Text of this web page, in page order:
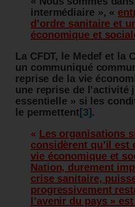
intermédiaire », «
d’ordre sanitaire et
économique et
La CFDT, le Medef et la
un communiqué
reprise de la vie
une reprise de l’activité
essentielle » si les
le permettent [3].
« Les organisations
considèrent qu’il est
vie économique et
Nation, durement
crise sanitaire,
progressivement
l’avenir du pays »